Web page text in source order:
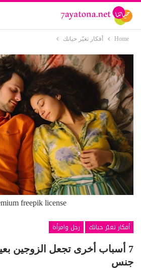
Home أفكار تغيّر حياتك
freepik license
أفكار تغيّر حياتك
رجل وامرأة
7 أسباب أخرى تجعل الزوجين
جنس